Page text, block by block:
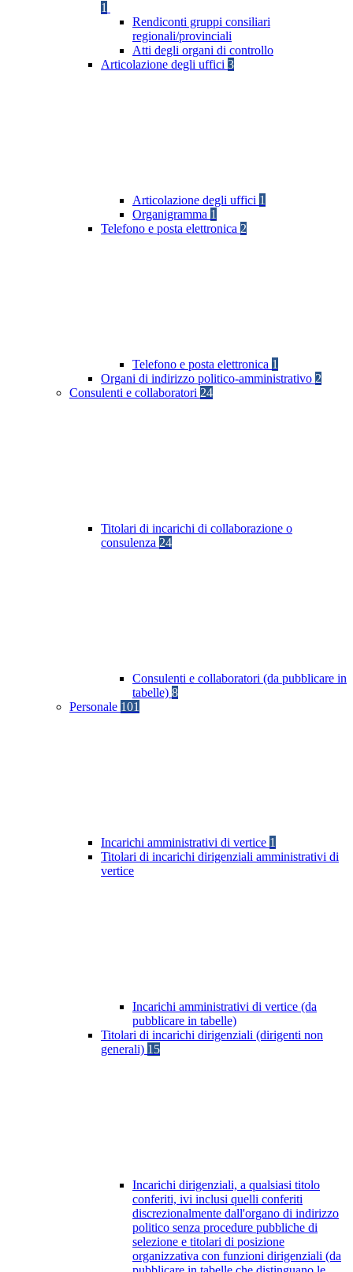
1
Rendiconti gruppi consiliari
regionali/provinciali
Atti degli organi di controllo
Articolazione degli uffici 3
Articolazione degli uffici 1
Organigramma 1
Telefono e posta elettronica 2
Telefono e posta elettronica 1
Organi di indirizzo politico-amministrativo 2
Consulenti e collaboratori 24
Titolari di incarichi di collaborazione o
consulenza 24
Consulenti e collaboratori (da pubblicare in
tabelle) 8
Personale 101
Incarichi amministrativi di vertice 1
Titolari di incarichi dirigenziali amministrativi di
vertice
Incarichi amministrativi di vertice (da
pubblicare in tabelle)
Titolari di incarichi dirigenziali (dirigenti non
generali) 15
Incarichi dirigenziali, a qualsiasi titolo
conferiti, ivi inclusi quelli conferiti
discrezionalmente dall'organo di indirizzo
politico senza procedure pubbliche di
selezione e titolari di posizione
organizzativa con funzioni dirigenziali (da